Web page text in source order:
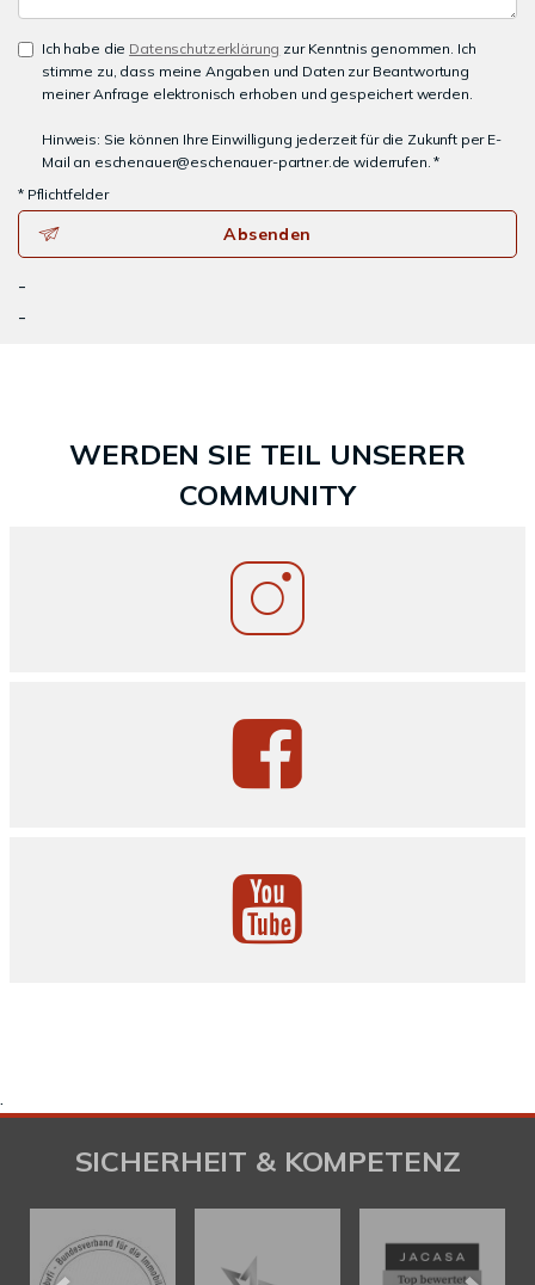
Ich habe die Datenschutzerklärung zur Kenntnis genommen. Ich
stimme zu, dass meine Angaben und Daten zur Beantwortung
meiner Anfrage elektronisch erhoben und gespeichert werden.
Hinweis: Sie können Ihre Einwilligung jederzeit für die Zukunft per E-
Mail an eschenauer@eschenauer-partner.de widerrufen. *
* Pflichtfelder
Absenden
-
-
WERDEN SIE TEIL UNSERER
COMMUNITY
SICHERHEIT & KOMPETENZ